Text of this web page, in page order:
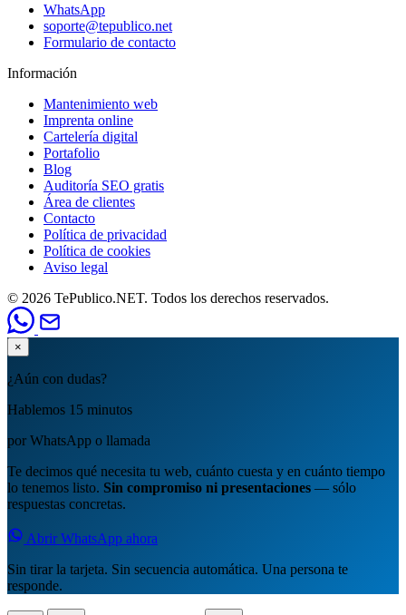
WhatsApp
soporte@tepublico.net
Formulario de contacto
Información
Mantenimiento web
Imprenta online
Cartelería digital
Portafolio
Blog
Auditoría SEO gratis
Área de clientes
Contacto
Política de privacidad
Política de cookies
Aviso legal
© 2026 TePublico.NET. Todos los derechos reservados.
×
¿Aún con dudas?
Hablemos 15 minutos
por WhatsApp o llamada
Te decimos qué necesita tu web, cuánto cuesta y en cuánto tiempo
lo tenemos listo. Sin compromiso ni presentaciones — sólo
respuestas concretas.
Abrir WhatsApp ahora
Sin tirar la tarjeta. Sin secuencia automática. Una persona te
responde.